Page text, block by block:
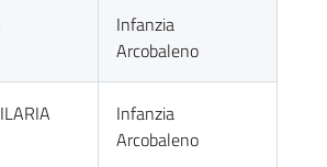
Infanzia
Arcobaleno
Infanzia
Arcobaleno